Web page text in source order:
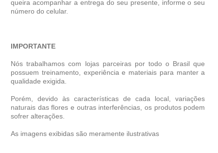
queira acompanhar a entrega do seu presente, informe o seu
número do celular.
IMPORTANTE
Nós trabalhamos com lojas parceiras por todo o Brasil que
possuem treinamento, experiência e materiais para manter a
qualidade exigida.
Porém, devido às características de cada local, variações
naturais das flores e outras interferências, os produtos podem
sofrer alterações.
As imagens exibidas são meramente ilustrativas